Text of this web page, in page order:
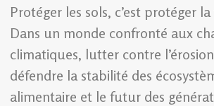
Protéger les sols, c’est protéger
Dans un monde confronté aux
climatiques, lutter contre
défendre la stabilité des
alimentaire et le futur des